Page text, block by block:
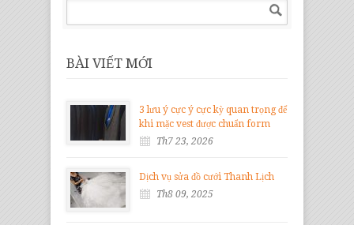
BÀI VIẾT MỚI
3 lưu ý cực ý cực kỳ quan trọng để
khi mặc vest được chuẩn form
Th7 23, 2026
Dịch vụ sửa đồ cưới Thanh Lịch
Th8 09, 2025